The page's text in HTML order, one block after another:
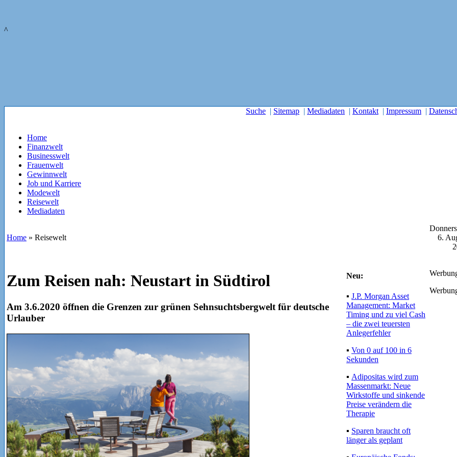
^
Suche | Sitemap | Mediadaten | Kontakt | Impressum |
Home
Finanzwelt
Businesswelt
Frauenwelt
Gewinnwelt
Job und Karriere
Modewelt
Reisewelt
Mediadaten
Home » Reisewelt
6.
Zum Reisen nah: Neustart in Südtirol
Am 3.6.2020 öffnen die Grenzen zur grünen Sehnsuchtsbergwelt für deutsche
Urlauber
Neu:
▪ J.P. Morgan Asset
Management: Market
Timing und zu viel Cash
– die zwei teuersten
Anlegerfehler
▪ Von 0 auf 100 in 6
Sekunden
▪ Adipositas wird zum
Massenmarkt: Neue
Wirkstoffe und sinkende
Preise verändern die
Therapie
▪ Sparen braucht oft
länger als geplant